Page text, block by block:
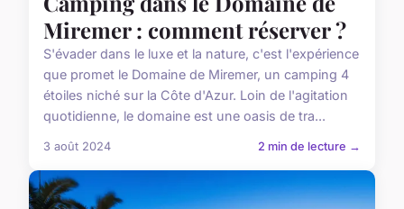
Miremer : comment réserver ?
S'évader dans le luxe et la nature, c'est l'expérience
que promet le Domaine de Miremer, un camping 4
étoiles niché sur la Côte d'Azur. Loin de l'agitation
quotidienne, le domaine est une oasis de tra...
3 août 2024 2 min de lecture →